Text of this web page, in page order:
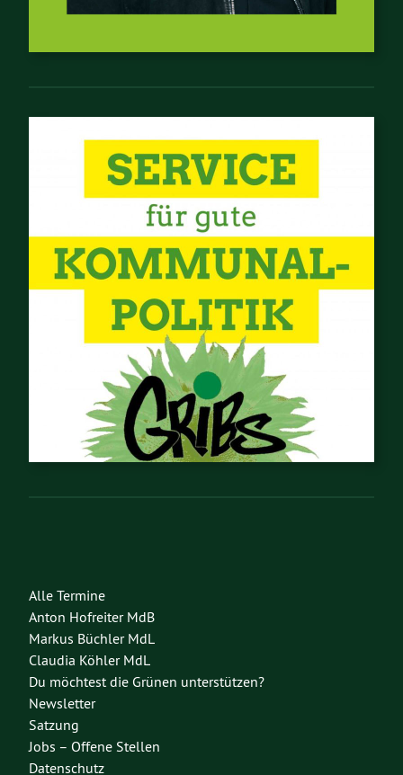
Alle Termine
Anton Hofreiter MdB
Markus Büchler MdL
Claudia Köhler MdL
Du möchtest die Grünen unterstützen?
Newsletter
Satzung
Jobs – Offene Stellen
Datenschutz